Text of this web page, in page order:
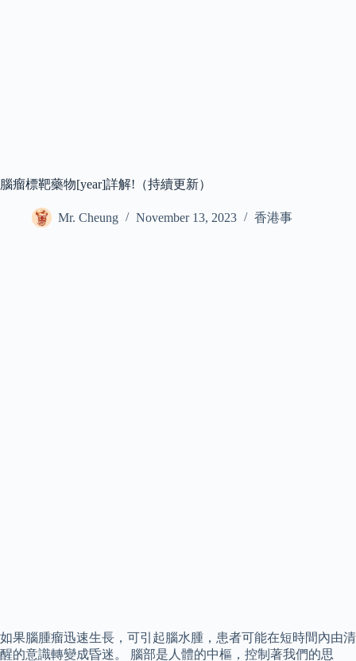
腦瘤標靶藥物[year]詳解!（持續更新）
Mr. Cheung November 13, 2023 香港事
如果腦腫瘤迅速生長，可引起腦水腫，患者可能在短時間內由清
醒的意識轉變成昏迷。 腦部是人體的中樞，控制著我們的思